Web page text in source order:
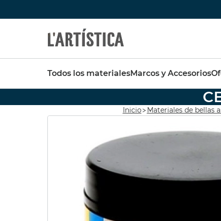
Búsquedas populares
vallejo pinceles
pinceles escoda
Pebeo
Acuarela metalizada
SET 6
Todos los materialesMarcos y Accesorios
Inicio Materiales de bellas